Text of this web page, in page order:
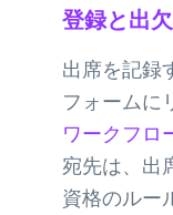
登録と出
出席を記録
フォームに
ワークフロ
宛先は、出
資格のルー